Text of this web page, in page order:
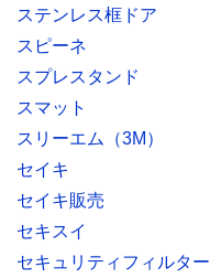
ステンレス框ドア
スピーネ
スプレスタンド
スマット
スリーエム（3M）
セイキ
セイキ販売
セキスイ
セキュリティフィルター